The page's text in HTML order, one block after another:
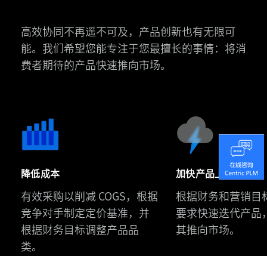
高效协同不再遥不可及，产品创新也有无限可
能。我们希望您能专注于您最擅长的事情：将消
费者期待的产品快速推向市场。
降低成本
有效采购以削减 COGS，根据
竞争对手制定定价基准，并
根据财务目标调整产品品
类。
加快产品上市时间
根据财务和营销目
要求快速迭代产品
其推向市场。
Urban
Revivo
凯
奇
中
携
手
Centric